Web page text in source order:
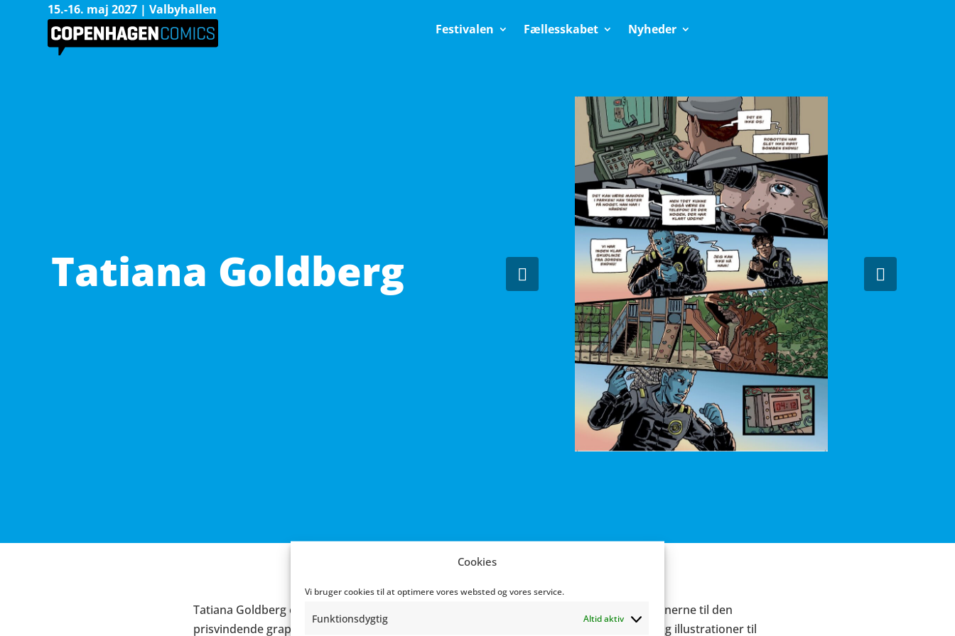
Cookies
Vi bruger cookies til at optimere vores websted og vores service.
Funktionsdygtig Altid aktiv
15.-16. maj 2027 | Valbyhallen
Festivalen
Fællesskabet Nyheder
Tatiana Goldberg
Tatiana Goldberg er forfatter og tegneserieskaber. Hun står blandt andet bag illustrationerne til den
prisvindende graphic novel om Anden Verdenskrig
samt både historie og illustrationer til